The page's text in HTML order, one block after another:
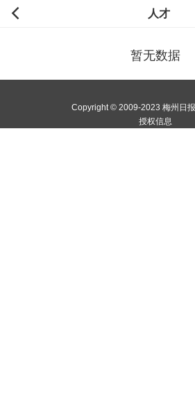
人才
暂无数据
Copyright © 2009-2023 梅州日
授权信息